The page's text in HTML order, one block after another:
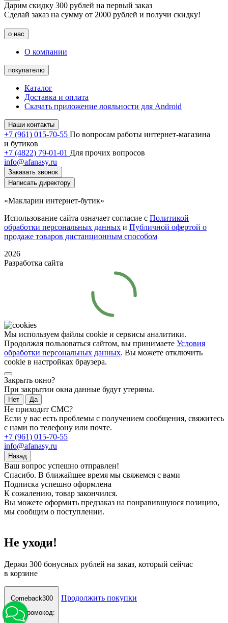
Дарим скидку 300 рублей на первый заказ
Сделай заказ на сумму от 2000 рублей и получи скидку!
о нас
О компании
покупателю
Каталог
Доставка и оплата
Скачать приложение лояльности для Android
Наши контакты
+7 (961) 015-70-55 По вопросам работы интернет-магазина
и бутиков
+7 (4822) 79-01-01 Для прочих вопросов
info@afanasy.ru
Заказать звонок
Написать директору
«Макларин интернет-бутик»
Использование сайта означает согласие с Политикой
обработки персональных данных и Публичной офертой о
продаже товаров дистанционным способом
2026
Разработка сайта
Мы используем файлы cookie и сервисы аналитики.
Продолжая пользоваться сайтом, вы принимаете Условия
обработки персональных данных. Вы можете отключить
cookie в настройках браузера.
Закрыть окно?
При закрытии окна данные будут утеряны.
Нет Да
Не приходит СМС?
Если у вас есть проблемы с получением сообщения, свяжитесь
с нами по телефону или почте.
+7 (961) 015-70-55
info@afanasy.ru
Назад
Ваш вопрос успешно отправлен!
Спасибо. В ближайшее время мы свяжемся с вами
Подписка успешно оформлена
К сожалению, товар закончился.
Вы можете оформить предзаказ на понравившуюся позицию,
мы сообщим о поступлении.
Не уходи!
Держи 300 бонусных рублей на заказ, который сейчас
в корзине
Comeback300
Ваш промокод:
Продолжить покупки